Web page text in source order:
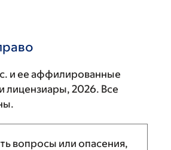
и ее аффилированные
лицензиары, 2026. Все
вопросы или опасения,